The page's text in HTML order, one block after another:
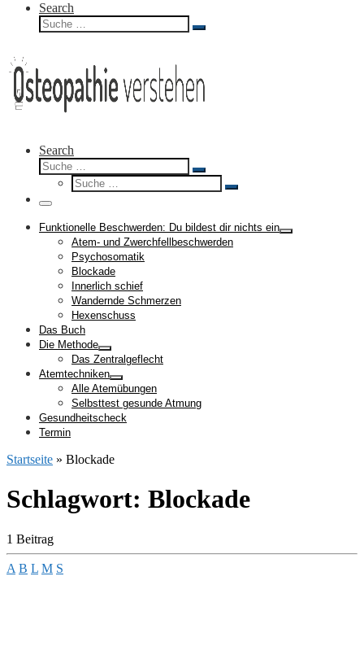
Search
Suche
Suche
Search
Suche
Suche
…
Suche
Suche
Menü
Funktionelle Beschwerden: Du bildest dir nichts ein
Atem- und Zwerchfellbeschwerden
Psychosomatik
Blockade
Innerlich schief
Wandernde Schmerzen
Hexenschuss
Das Buch
Die Methode
Das Zentralgeflecht
Atemtechniken
Alle Atemübungen
Selbsttest gesunde Atmung
Gesundheitscheck
Termin
Startseite » Blockade
Schlagwort: Blockade
1 Beitrag
A B L M S